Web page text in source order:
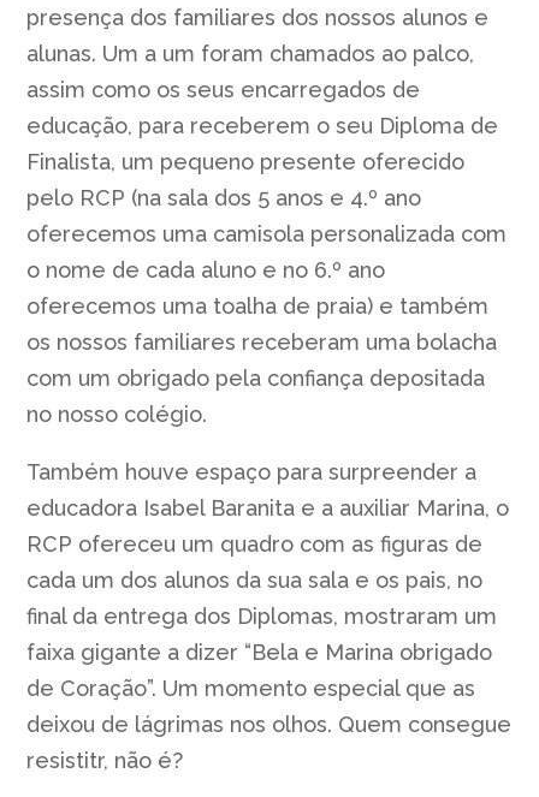
presença dos familiares dos nossos alunos e
alunas. Um a um foram chamados ao palco,
assim como os seus encarregados de
educação, para receberem o seu Diploma de
Finalista, um pequeno presente oferecido
pelo RCP (na sala dos 5 anos e 4.º ano
oferecemos uma camisola personalizada com
o nome de cada aluno e no 6.º ano
oferecemos uma toalha de praia) e também
os nossos familiares receberam uma bolacha
com um obrigado pela confiança depositada
no nosso colégio.
Também houve espaço para surpreender a
educadora Isabel Baranita e a auxiliar Marina, o
RCP ofereceu um quadro com as figuras de
cada um dos alunos da sua sala e os pais, no
final da entrega dos Diplomas, mostraram um
faixa gigante a dizer “Bela e Marina obrigado
de Coração”. Um momento especial que as
deixou de lágrimas nos olhos. Quem consegue
resistitr, não é?